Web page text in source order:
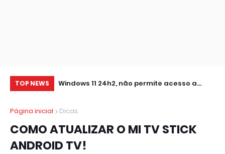
TOP NEWS
IMPRESSORA
Windows 11 24h2, não permite acesso a
outros
Página inicial Dicas
COMO ATUALIZAR O MI TV STICK
ANDROID TV!